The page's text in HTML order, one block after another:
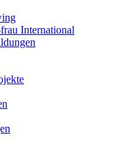
International